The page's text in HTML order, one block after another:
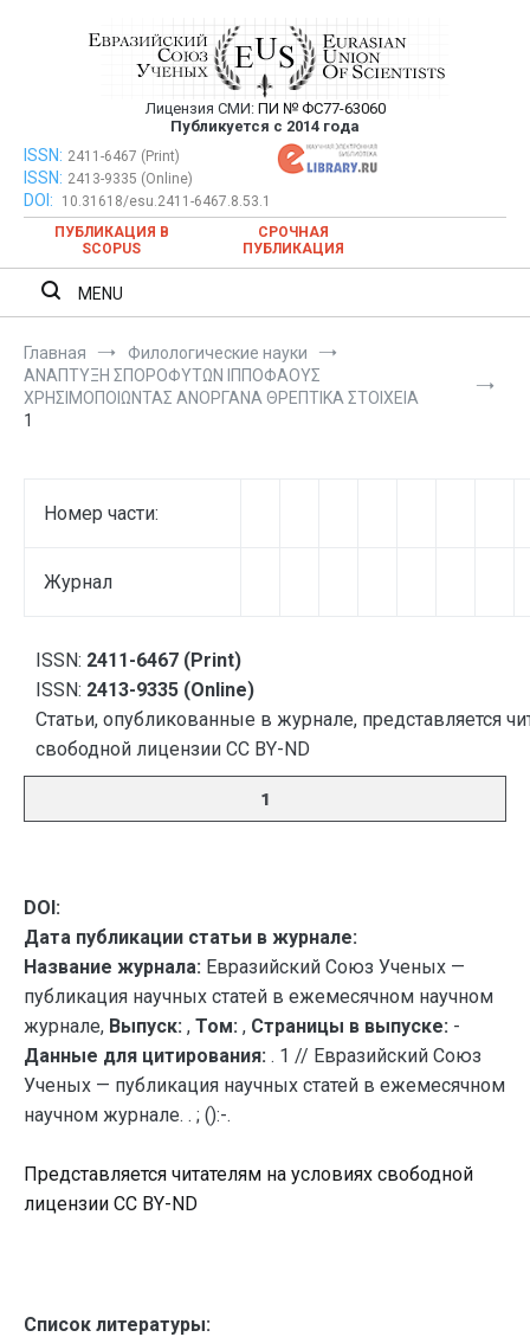
Евразийский Союз Ученых —
публикация научных статей в
ежемесячном научном журнале
Лицензия СМИ: ПИ № ФС77-63060
Публикуется с 2014 года
Евразийский Союз Ученых — публикация научных статей в
ежемесячном научном журнале
ISSN: 2411-6467 (Print)
ISSN: 2413-9335 (Online)
DOI:
10.31618/esu.2411-6467.8.53.1
ПУБЛИКАЦИЯ В
SCOPUS
СРОЧНАЯ
ПУБЛИКАЦИЯ
MENU
Главная
Филологические науки
ΑΝΑΠΤΥΞΗ ΣΠΟΡΟΦΥΤΩΝ ΙΠΠΟΦΑΟΥΣ
ΧΡΗΣΙΜΟΠΟΙΩΝΤΑΣ ΑΝΟΡΓΑΝΑ ΘΡΕΠΤΙΚΑ ΣΤΟΙΧΕΙΑ
1
Номер части:
Журнал
ISSN: 2411-6467 (Print)
ISSN: 2413-9335 (Online)
Статьи, опубликованные в журнале, представляется
свободной лицензии CC BY-ND
1
DOI:
Дата публикации статьи в журнале:
Название журнала: Евразийский Союз Ученых —
публикация научных статей в ежемесячном научном
журнале, Выпуск: , Том: , Страницы в выпуске: -
Данные для цитирования: . 1 // Евразийский Союз
Ученых — публикация научных статей в ежемесячном
научном журнале. . ; ():-.
Представляется читателям на условиях свободной
лицензии CC BY-ND
Список литературы: